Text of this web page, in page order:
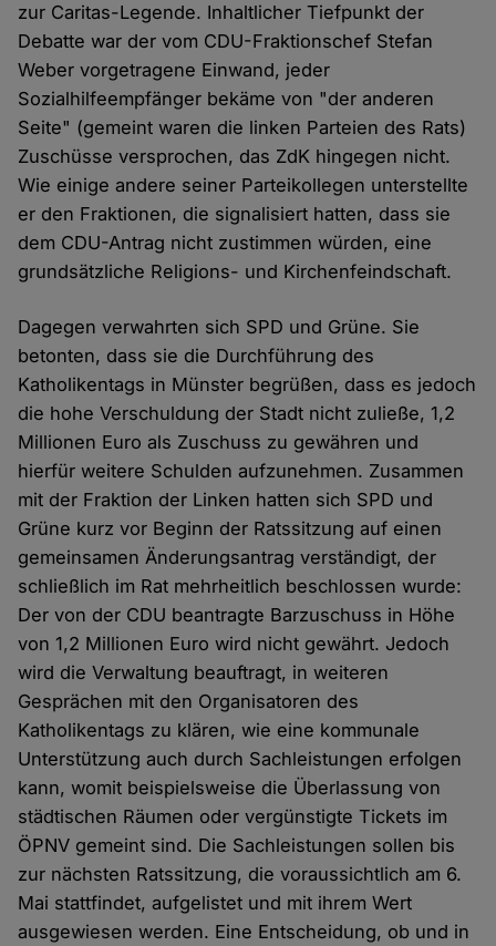
zur Caritas-Legende. Inhaltlicher Tiefpunkt der
Debatte war der vom CDU-Fraktionschef Stefan
Weber vorgetragene Einwand, jeder
Sozialhilfeempfänger bekäme von "der anderen
Seite" (gemeint waren die linken Parteien des Rats)
Zuschüsse versprochen, das ZdK hingegen nicht.
Wie einige andere seiner Parteikollegen unterstellte
er den Fraktionen, die signalisiert hatten, dass sie
dem CDU-Antrag nicht zustimmen würden, eine
grundsätzliche Religions- und Kirchenfeindschaft.
Dagegen verwahrten sich SPD und Grüne. Sie
betonten, dass sie die Durchführung des
Katholikentags in Münster begrüßen, dass es jedoch
die hohe Verschuldung der Stadt nicht zuließe, 1,2
Millionen Euro als Zuschuss zu gewähren und
hierfür weitere Schulden aufzunehmen. Zusammen
mit der Fraktion der Linken hatten sich SPD und
Grüne kurz vor Beginn der Ratssitzung auf einen
gemeinsamen Änderungsantrag verständigt, der
schließlich im Rat mehrheitlich beschlossen wurde:
Der von der CDU beantragte Barzuschuss in Höhe
von 1,2 Millionen Euro wird nicht gewährt. Jedoch
wird die Verwaltung beauftragt, in weiteren
Gesprächen mit den Organisatoren des
Katholikentags zu klären, wie eine kommunale
Unterstützung auch durch Sachleistungen erfolgen
kann, womit beispielsweise die Überlassung von
städtischen Räumen oder vergünstigte Tickets im
ÖPNV gemeint sind. Die Sachleistungen sollen bis
zur nächsten Ratssitzung, die voraussichtlich am 6.
Mai stattfindet, aufgelistet und mit ihrem Wert
ausgewiesen werden. Eine Entscheidung, ob und in